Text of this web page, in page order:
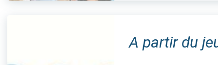
A partir du